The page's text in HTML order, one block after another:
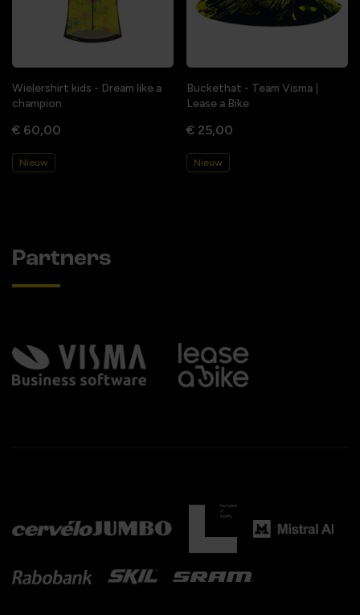
Wielershirt kids - Dream like a
champion
€ 60,00
Nieuw
Buckethat - Team Visma |
Lease a Bike
€ 25,00
Nieuw
Partners